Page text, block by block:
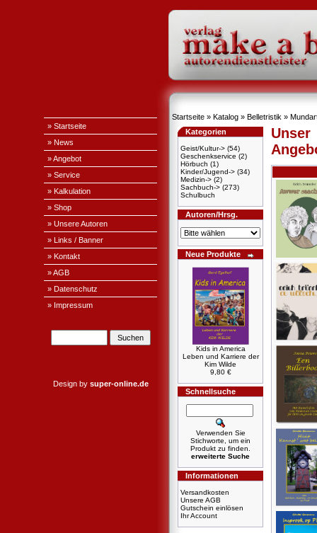
» Startseite
» News
» Angebot
» Service
» Kalkulation
» Shop
» Unsere Autoren
» Links / Banner
» Kontakt
» AGB
» Datenschutz
» Impressum
Design by super-online.de
Startseite » Katalog » Belletristik »
Kategorien
Geist/Kultur-> (54)
Geschenkservice (2)
Hörbuch (1)
Kinder/Jugend-> (34)
Medizin-> (2)
Sachbuch-> (273)
Schulbuch
Autoren/Hrsg.
Neue Produkte
Kids in America
Leben und Karriere der
Kim Wilde
9,80 €
Schnellsuche
Verwenden Sie
Stichworte, um ein
Produkt zu finden.
erweiterte Suche
Informationen
Versandkosten
Unsere AGB
Gutschein einlösen
Ihr Account
Unser